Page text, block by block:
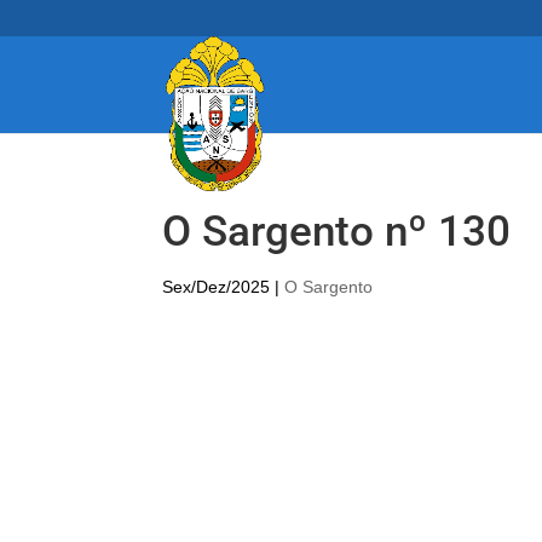
O Sargento nº 130
Sex/Dez/2025 |O Sargento